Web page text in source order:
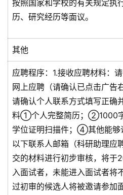
按照国家和学校的有关规定执
历、研究经历等面议。
其他
应聘程序：1.接收应聘材料：
网上应聘（请确认已点击广告
请确认个人联系方式填写正确
料①个人完整简历；②1000
学位证明扫描件；④其他能够
以下联系人邮箱（科研助理应
交的材料进行初步审核，将于
入面试者，未能进入面试者将
过初审的候选人将被邀请参加